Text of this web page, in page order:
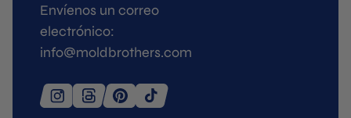
Envíenos un correo
electrónico:
info@moldbrothers.com